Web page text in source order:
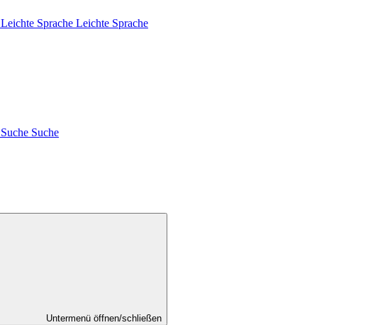
Leichte Sprache Leichte Sprache
Suche Suche
Untermenü öffnen/schließen